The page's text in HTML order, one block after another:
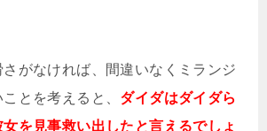
がなければ、間違いなくミランジ
とを考えると、 ダイダはダイダら
を見事救い出したと言えるでしょ